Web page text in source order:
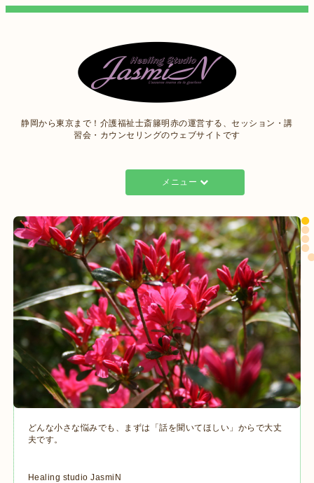
静岡から東京まで！介護福祉士斎籐明赤の運営する、セッション・講
習会・カウンセリングのウェブサイトです
メニュー
どんな小さな悩みでも、まずは「話を聞いてほしい」からで大丈
夫です。
Healing studio JasmiN